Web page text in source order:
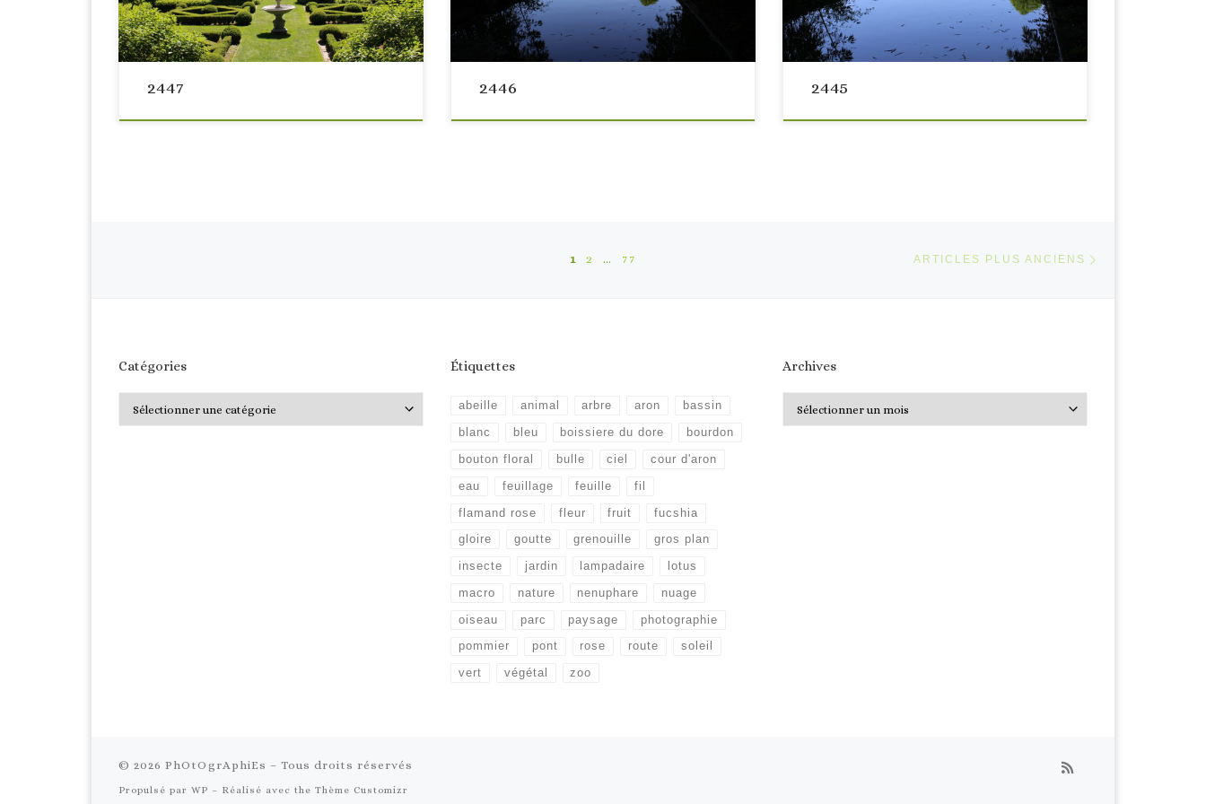
2447 2446 2445
1 2 … 77 ARTICLES PLUS ANCIENS
Catégories Étiquettes
abeille animal arbre aron bassin
blanc bleu boissiere du dore bourdon
bouton floral bulle ciel cour d'aron
eau feuillage feuille fil
flamand rose fleur fruit fucshia
gloire goutte grenouille gros plan
insecte jardin lampadaire lotus
macro nature nenuphare nuage
oiseau parc paysage photographie
pommier pont rose route soleil
vert végétal zoo
Archives
© 2026 PhOtOgrAphiEs – Tous droits réservés
Propulsé par WP – Réalisé avec the Thème Customizr